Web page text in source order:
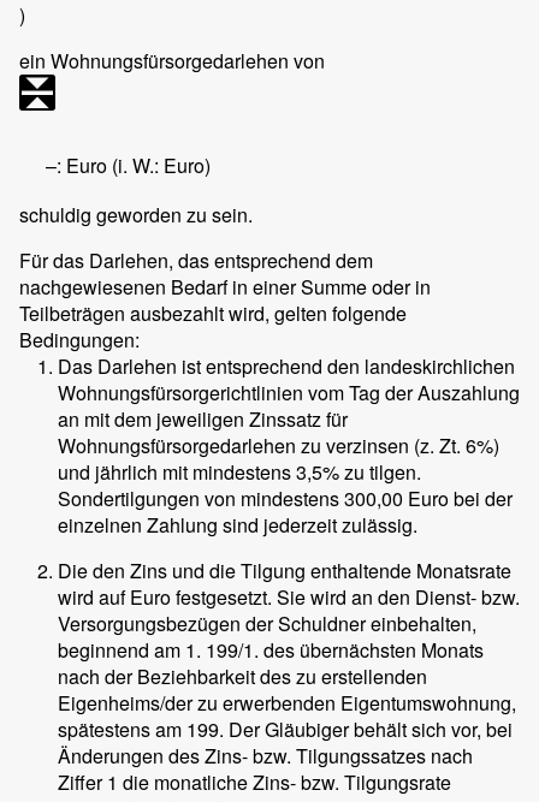
)
ein Wohnungsfürsorgedarlehen von
–: Euro (i. W.: Euro)
schuldig geworden zu sein.
Für das Darlehen, das entsprechend dem
nachgewiesenen Bedarf in einer Summe oder in
Teilbeträgen ausbezahlt wird, gelten folgende
Bedingungen:
Das Darlehen ist entsprechend den landeskirchlichen
Wohnungsfürsorgerichtlinien vom Tag der Auszahlung
an mit dem jeweiligen Zinssatz für
Wohnungsfürsorgedarlehen zu verzinsen (z. Zt. 6%)
und jährlich mit mindestens 3,5% zu tilgen.
Sondertilgungen von mindestens 300,00 Euro bei der
einzelnen Zahlung sind jederzeit zulässig.
Die den Zins und die Tilgung enthaltende Monatsrate
wird aufEuro festgesetzt. Sie wird an den Dienst- bzw.
Versorgungsbezügen der Schuldner einbehalten,
beginnend am 1. 199/1. des übernächsten Monats
nach der Beziehbarkeit des zu erstellenden
Eigenheims/der zu erwerbenden Eigentumswohnung,
spätestens am 199. Der Gläubiger behält sich vor, bei
Änderungen des Zins- bzw. Tilgungssatzes nach
Ziffer 1 die monatliche Zins- bzw. Tilgungsrate